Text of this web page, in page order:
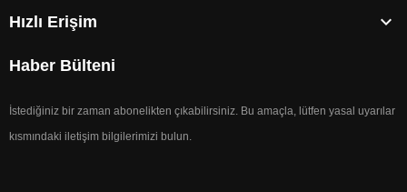
Hızlı Erişim 
Haber Bülteni
İstediğiniz bir zaman abonelikten çıkabilirsiniz. Bu amaçla, lütfen yasal uyarılar
kısmındaki iletişim bilgilerimizi bulun.